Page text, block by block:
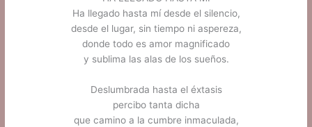
Ha llegado hasta mí desde el silencio,
desde el lugar, sin tiempo ni aspereza,
donde todo es amor magnificado
y sublima las alas de los sueños.
Deslumbrada hasta el éxtasis
percibo tanta dicha
que camino a la cumbre inmaculada,